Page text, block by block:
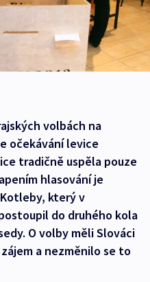
volbách na
očekávání levice
tradičně uspěla pouze
hlasování je
který v
do druhého kola
O volby měli Slováci
a nezměnilo se to